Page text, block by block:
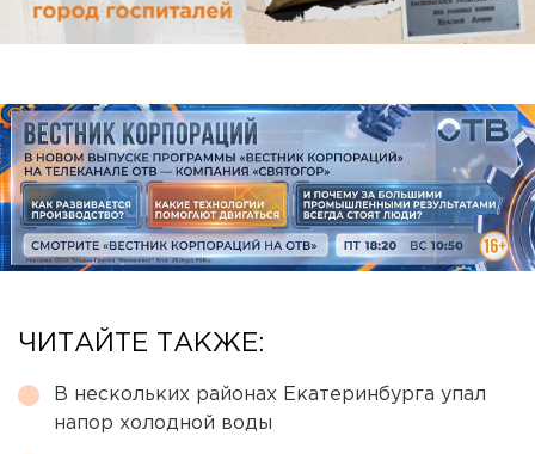
ЧИТАЙТЕ ТАКЖЕ:
В нескольких районах Екатеринбурга упал
напор холодной воды